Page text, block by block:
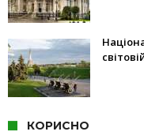
КОРИСНО